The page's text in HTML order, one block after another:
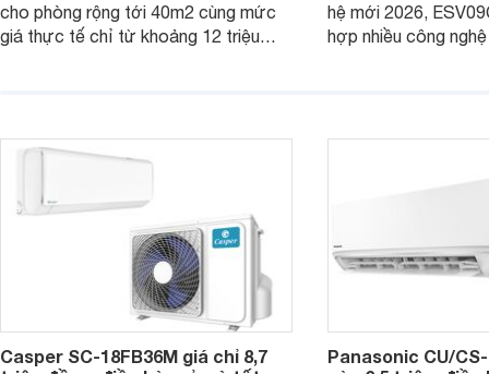
cho phòng rộng tới 40m2 cùng mức
giá thực tế chỉ từ khoảng 12 triệu
hệ mới 2026,
hợp nhiều công
Casper SC-18FB36M giá chỉ 8,7
Panasonic CU/